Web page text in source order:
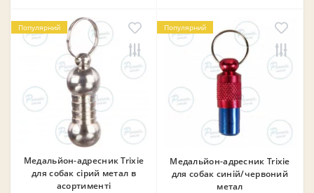
Популярний
Медальйон-адресник Trixie
для собак сірий метал в
асортименті
Популярний
Медальйон-адресник Trixie
для собак синій/червоний
метал